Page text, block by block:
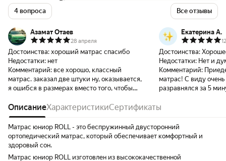
4 вопроса Все отзывы
Азамат Отаев
28 апреля
Достоинства: хороший матрас спасибо
Недостатки: нет
Комментарий: все хорошо, классный
матрас. заказал две штуки ну, оказывается,
я ошибся в размерах вместо того, чтобы
итоге оформил возврат, приехали, забрали
и заказал. уже правильным размером. все
хорошо, все быстро.
Екатерина А.
Достоинства:
Недостатки: Нет и
Комментарий:
матрас! С виду
разравнялся за 5
ОписаниеХарактеристикиСертификаты
Матрас юниор ROLL - это беспружинный двусторонний
ортопедический матрас, который обеспечивает комфортный и
здоровый сон.
Матрас юниор ROLL изготовлен из высококачественной